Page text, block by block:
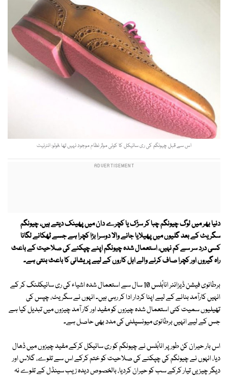
اس سے قبل چیونگم کی ری سائیکل کا کوئی موثر نظام موجود نہیں تھا ،فوٹو: انٹرنیٹ
دنیا بھر میں لوگ چیونگم چبا کر سڑک یا کچرے دان میں پھینک دیتے ہیں، چیونگم
سگریٹ کے بعد گلیوں میں پھیلایا جانے والا دوسرا بڑا کچرا ہے جسے ٹھکانے لگانا
کسی درد سر سے کم نہیں، استعمال شدہ چیونگم اپنے چپکنے کی صلاحیت کے باعث
راہ گیروں اور کچرا صاف کرنے والے اہل کاروں کے لیے پریشانی کا باعث بنتی ہے۔
برطانوی فیشن ڈیزائنر انابُلس 10 سال سے استعمال شدہ اشیاء کی ری سائیکلنگ کر کے
انہیں کارآمد بنانے کے لیے اپنا کردار ادا کر رہی ہیں۔ انہوں نے سگریٹ، چپس کی
تھیلیوں سمیت کئی استعمال شدہ چیزوں کو مفید اور کار آمد چیزوں میں تبدیل کیا ہے
جس کے لیے انہیں برطانوی میونسپلٹی کی مدد بھی حاصل ہے۔
اس بار حیران کن طور پر انابُلس نے چیونگم کو ری سائیکل کرکے مفید چیزوں میں ڈھال
دیا، انہوں نے چیونگم کی چپکنے کی صلاحیت کو ختم کرکے اس سے تلوے، گلاس اور
دیگر چیزیں تیار کرکے سب کو حیران کردیا، بالخصوص دیدہ زیب سینڈل کے تلوے نہ